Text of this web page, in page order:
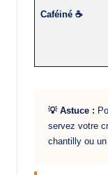
Caféiné ☕
💡 Astuce :
servez votre
chantilly ou